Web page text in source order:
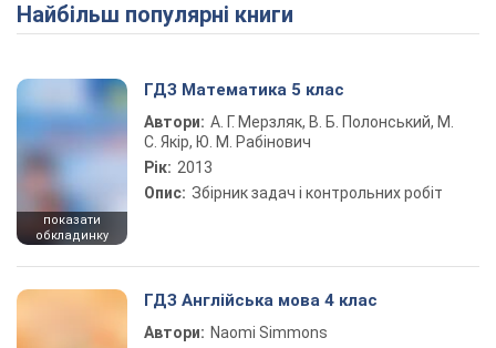
Play Video
Найбільш популярні книги
показати
обкладинку
ГДЗ Математика 5 клас
Автори: А. Г. Мерзляк, В. Б. Полонський, М.
С. Якір, Ю. М. Рабінович
Рік: 2013
Опис: Збірник задач і контрольних робіт
ГДЗ Англійська мова 4 клас
Автори: Naomi Simmons